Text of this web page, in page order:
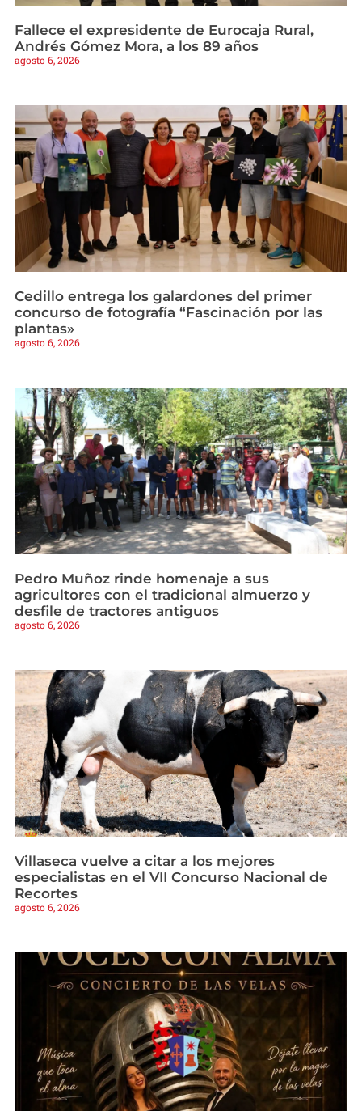
Fallece el expresidente de Eurocaja Rural,
Andrés Gómez Mora, a los 89 años
agosto 6, 2026
Cedillo entrega los galardones del primer
concurso de fotografía “Fascinación por las
plantas»
agosto 6, 2026
Pedro Muñoz rinde homenaje a sus
agricultores con el tradicional almuerzo y
desfile de tractores antiguos
agosto 6, 2026
Villaseca vuelve a citar a los mejores
especialistas en el VII Concurso Nacional de
Recortes
agosto 6, 2026